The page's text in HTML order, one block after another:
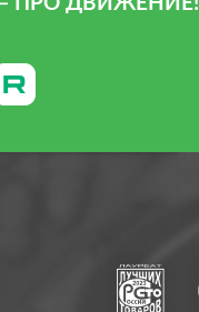
ПРО ДВИЖЕНИЕ!